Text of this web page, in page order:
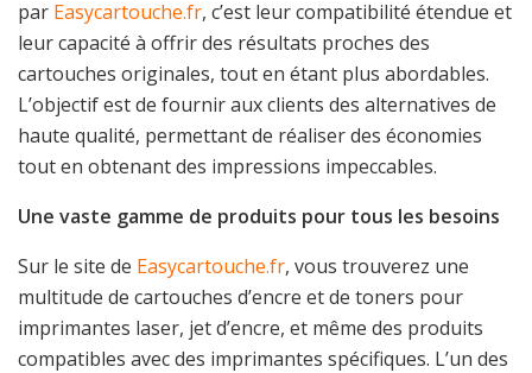
par Easycartouche.fr, c’est leur compatibilité étendue et
leur capacité à offrir des résultats proches des
cartouches originales, tout en étant plus abordables.
L’objectif est de fournir aux clients des alternatives de
haute qualité, permettant de réaliser des économies
tout en obtenant des impressions impeccables.
Une vaste gamme de produits pour tous les besoins
Sur le site de Easycartouche.fr, vous trouverez une
multitude de cartouches d’encre et de toners pour
imprimantes laser, jet d’encre, et même des produits
compatibles avec des imprimantes spécifiques. L’un des